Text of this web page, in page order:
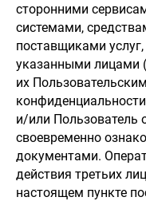
сторонними
системами,
поставщиками
указанными лицами
их
и/или Пользователь
своевременно
документами.
действия третьих
настоящем пункте